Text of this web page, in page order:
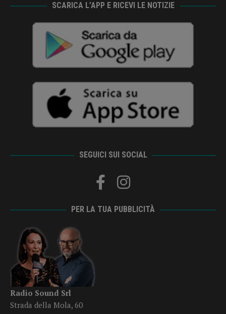
SCARICA L’APP E RICEVI LE NOTIZIE
SEGUICI SUI SOCIAL
PER LA TUA PUBBLICITÀ
Radio Sound Srl
Strada della Mola, 60